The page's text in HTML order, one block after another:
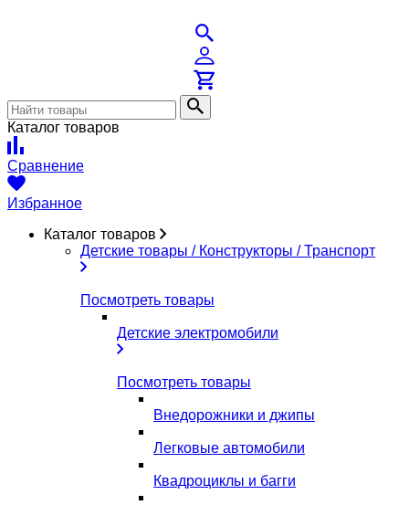
Каталог товаров
Сравнение
Избранное
Каталог товаров
Детские товары / Конструкторы / Транспорт
Посмотреть товары
Детские электромобили
Посмотреть товары
Внедорожники и джипы
Легковые автомобили
Квадроциклы и багги